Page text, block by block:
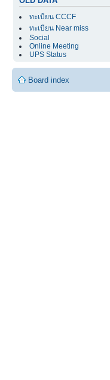
ทะเบียน CCCF
ทะเบียน Near miss
Social
Online Meeting
UPS Status
Board index